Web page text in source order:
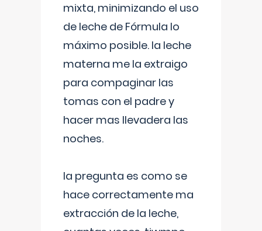
mixta, minimizando el uso
de leche de Fórmula lo
máximo posible. la leche
materna me la extraigo
para compaginar las
tomas con el padre y
hacer mas llevadera las
noches.
la pregunta es como se
hace correctamente ma
extracción de la leche,